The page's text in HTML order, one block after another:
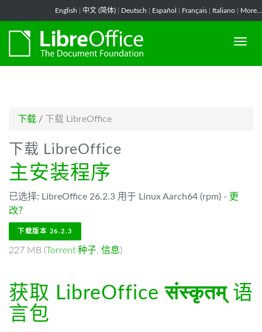
English 中文 (简体) Deutsch Español Français Italiano More...
下载 / 下载 LibreOffice
下载 LibreOffice
主安装程序
已选择: LibreOffice 26.2.3 用于 Linux Aarch64 (rpm) - 更
改？
下载版本 26.2.3
227 MB (Torrent 种子, 信息)
获取 LibreOfficeसंस्कृतम्语
言包